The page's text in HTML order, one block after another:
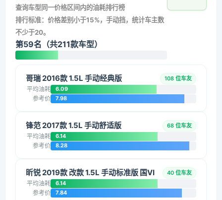
查询车型同一价格区间内的油耗排行榜
排行标准：价格差别小于15%，手动挡，统计车主数
不少于20。
第59名（共211款车型）
哥瑞 2016款 1.5L 手动经典版 108 位车友
平均油耗 6.09
参考价 7.98
锋范 2017款 1.5L 手动舒适版 68 位车友
平均油耗 6.14
参考价 8.28
昕锐 2019款 改款 1.5L 手动标准版 国VI 40 位车友
平均油耗 6.14
参考价 7.84